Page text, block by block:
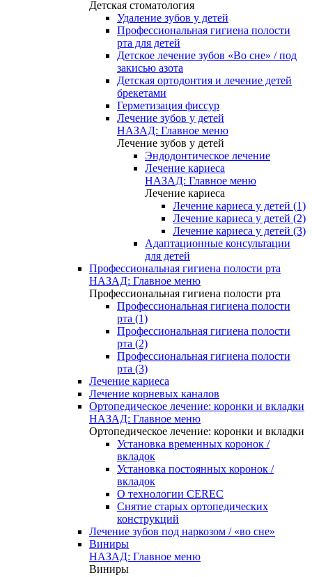
Детская стоматология
Удаление зубов у детей
Профессиональная гигиена полости
рта для детей
Детское лечение зубов «Во сне» / под
закисью азота
Детская ортодонтия и лечение детей
брекетами
Герметизация фиссур
Лечение зубов у детей
НАЗАД: Главное меню
Лечение зубов у детей
Эндодонтическое лечение
Лечение кариеса
НАЗАД: Главное меню
Лечение кариеса
Лечение кариеса у детей (1)
Лечение кариеса у детей (2)
Лечение кариеса у детей (3)
Адаптационные консультации
для детей
Профессиональная гигиена полости рта
НАЗАД: Главное меню
Профессиональная гигиена полости рта
Профессиональная гигиена полости
рта (1)
Профессиональная гигиена полости
рта (2)
Профессиональная гигиена полости
рта (3)
Лечение кариеса
Лечение корневых каналов
Ортопедическое лечение: коронки и вкладки
НАЗАД: Главное меню
Ортопедическое лечение: коронки и вкладки
Установка временных коронок /
вкладок
Установка постоянных коронок /
вкладок
О технологии CEREC
Снятие старых ортопедических
конструкций
Лечение зубов под наркозом / «во сне»
Виниры
НАЗАД: Главное меню
Виниры